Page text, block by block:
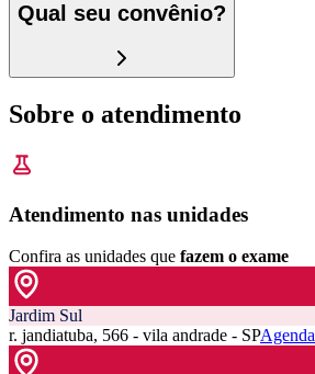
Qual seu convênio?
Sobre o atendimento
Atendimento nas unidades
Confira as unidades que fazem o exame
Jardim Sul
r. jandiatuba, 566 - vila andrade - SP